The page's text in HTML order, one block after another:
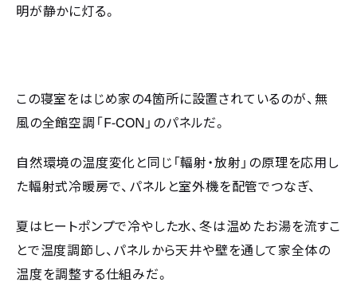
明が静かに灯る。
この寝室をはじめ家の4箇所に設置されているのが、無
風の全館空調「F-CON 」のパネルだ。
自然環境の温度変化と同じ「輻射・放射」の原理を応用し
た輻射式冷暖房で、パネルと室外機を配管でつなぎ、
夏はヒートポンプで冷やした水、冬は温めたお湯を流すこ
とで温度調節し、パネルから天井や壁を通して家全体の
温度を調整する仕組みだ。